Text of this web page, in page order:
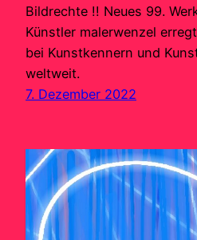
Bildrechte !! Neues 99.
Künstler malerwenzel
bei Kunstkennern und
weltweit.
7. Dezember 2022